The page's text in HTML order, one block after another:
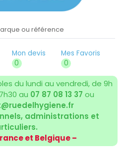
Mon devis
0
Mes Favoris
0
du lundi au vendredi, de 9h
au 07 87 08 13 37 ou
administrations et
et Belgique –